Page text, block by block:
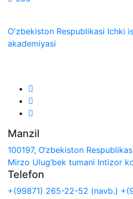
O'zbekiston Respublikasi Ichki
akademiyasi
Manzil
100197, O‘zbekiston
Mirzo Ulug‘bek tumani Intizor
Telefon
+(99871) 265-22-52 (navb.)